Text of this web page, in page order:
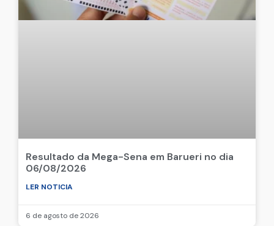
Resultado da Mega-Sena em Barueri no dia
06/08/2026
LER NOTICIA
6 de agosto de 2026